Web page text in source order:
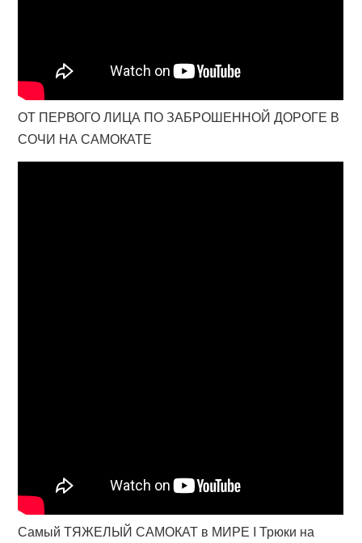
ОТ ПЕРВОГО ЛИЦА ПО ЗАБРОШЕННОЙ ДОРОГЕ В
СОЧИ НА САМОКАТЕ
Самый ТЯЖЕЛЫЙ САМОКАТ в МИРЕ I Трюки на